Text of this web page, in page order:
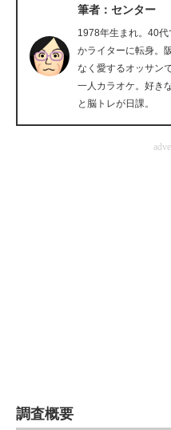
企業向けIT製品の総合サイト
IT製品の技術・比較・事例
製造業のIT導入・活用を支援
筆者：センター
1978年生まれ。40
かライターに転身。
なく愛するオッサン
一人カラオケ。好き
と脳トレが日課。
調査概要